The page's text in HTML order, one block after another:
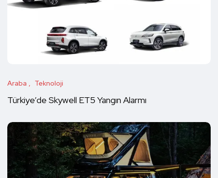
Araba Teknoloji
Türkiye’de Skywell ET5 Yangın Alarmı